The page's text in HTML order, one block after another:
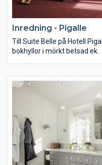
Inredning - Pigalle
Till Suite Belle på Hotell
bokhyllor i mörkt betsad ek.